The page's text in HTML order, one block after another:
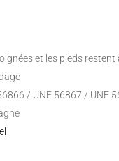
et les pieds restent
/ UNE 56867 / UNE